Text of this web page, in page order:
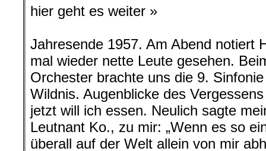
hier geht es weiter »
Jahresende 1957. Am Abend notiert
mal wieder nette Leute gesehen.
Orchester brachte uns die 9.
Wildnis. Augenblicke des
jetzt will ich essen. Neulich sagte
Leutnant Ko., zu mir: „Wenn es so
überall auf der Welt allein von mir